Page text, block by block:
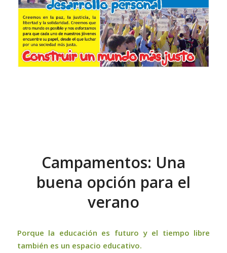
Campamentos: Una
buena opción para el
verano
Porque la educación es futuro y el tiempo libre
también es un espacio educativo.